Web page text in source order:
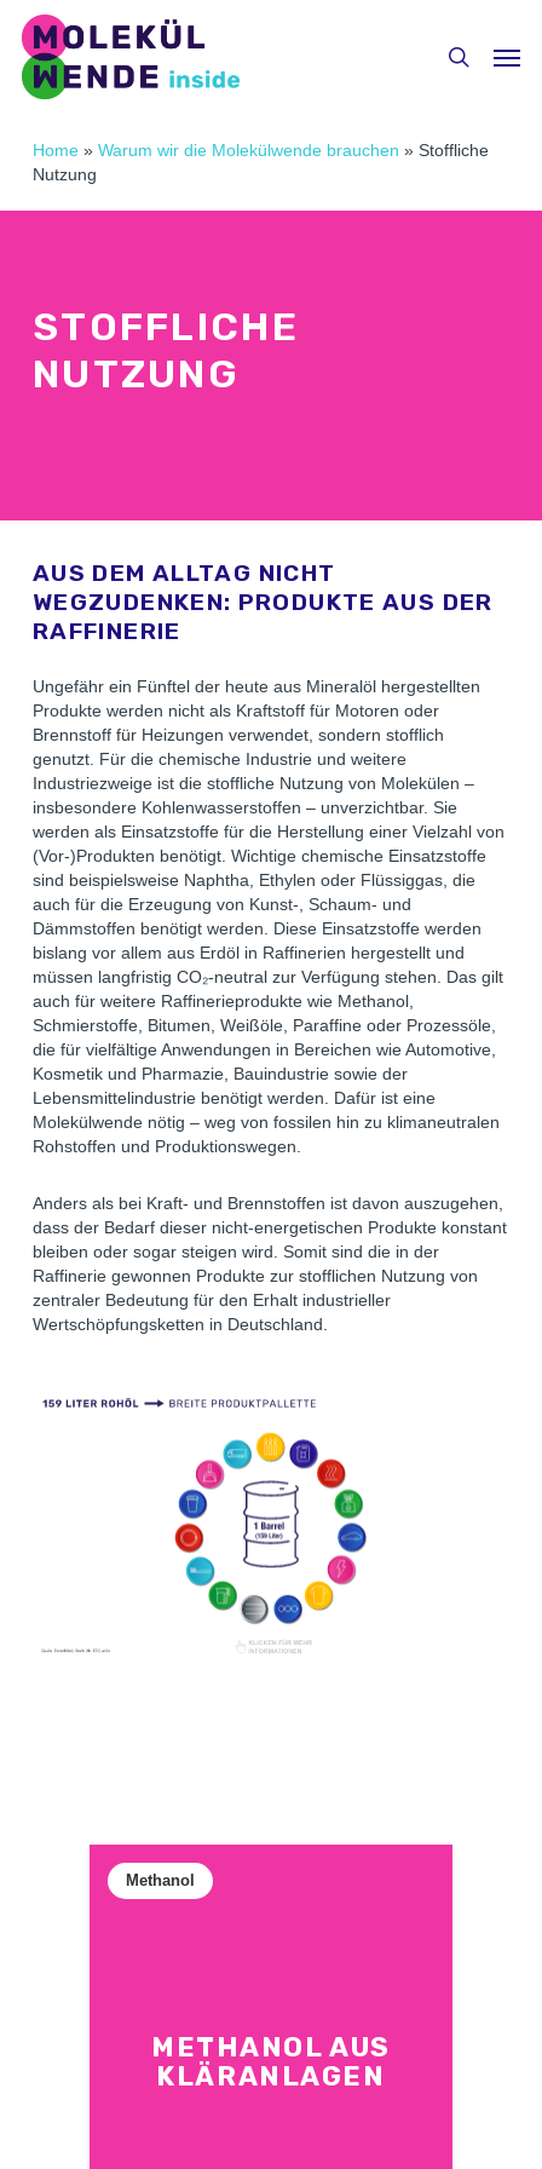
main
content
search
Home» Warum wir die Molekülwende brauchen » Stoffliche
Nutzung
STOFFLICHE
NUTZUNG
AUS DEM ALLTAG NICHT
WEGZUDENKEN: PRODUKTE AUS DER
RAFFINERIE
Ungefähr ein Fünftel der heute aus Mineralöl hergestellten
Produkte werden nicht als Kraftstoff für Motoren oder
Brennstoff für Heizungen verwendet, sondern stofflich
genutzt. Für die chemische Industrie und weitere
Industriezweige ist die stoffliche Nutzung von Molekülen –
insbesondere Kohlenwasserstoffen – unverzichtbar. Sie
werden als Einsatzstoffe für die Herstellung einer Vielzahl von
(Vor-)Produkten benötigt. Wichtige chemische Einsatzstoffe
sind beispielsweise Naphtha, Ethylen oder Flüssiggas, die
auch für die Erzeugung von Kunst-, Schaum- und
Dämmstoffen benötigt werden. Diese Einsatzstoffe werden
bislang vor allem aus Erdöl in Raffinerien hergestellt und
müssen langfristig CO₂-neutral zur Verfügung stehen. Das gilt
auch für weitere Raffinerieprodukte wie Methanol,
Schmierstoffe, Bitumen, Weißöle, Paraffine oder Prozessöle,
die für vielfältige Anwendungen in Bereichen wie Automotive,
Kosmetik und Pharmazie, Bauindustrie sowie der
Lebensmittelindustrie benötigt werden. Dafür ist eine
Molekülwende nötig – weg von fossilen hin zu klimaneutralen
Rohstoffen und Produktionswegen.
Anders als bei Kraft- und Brennstoffen ist davon auszugehen,
dass der Bedarf dieser nicht-energetischen Produkte konstant
bleiben oder sogar steigen wird. Somit sind die in der
Raffinerie gewonnen Produkte zur stofflichen Nutzung von
zentraler Bedeutung für den Erhalt industrieller
Wertschöpfungsketten in Deutschland.
Methanol
METHANOL AUS
KLÄRANLAGEN